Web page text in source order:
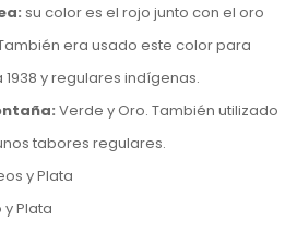
su color es el rojo junto con el oro
era usado este color para
y regulares indígenas.
Verde y Oro. También utilizado
tabores regulares.
y Plata
Plata